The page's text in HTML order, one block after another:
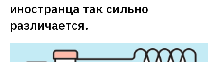
иностранца так сильно
различается.